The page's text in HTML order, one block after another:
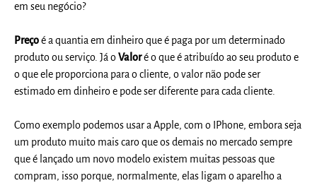
em seu negócio?
Preçoé a quantia em dinheiro que é paga por um determinado
produto ou serviço. Já oValoré o que é atribuído ao seu produto e
o que ele proporciona para o cliente, o valor não pode ser
estimado em dinheiro e pode ser diferente para cada cliente.
Como exemplo podemos usar a Apple, com o IPhone, embora seja
um produto muito mais caro que os demais no mercado sempre
que é lançado um novo modelo existem muitas pessoas que
compram, isso porque, normalmente, elas ligam o aparelho a